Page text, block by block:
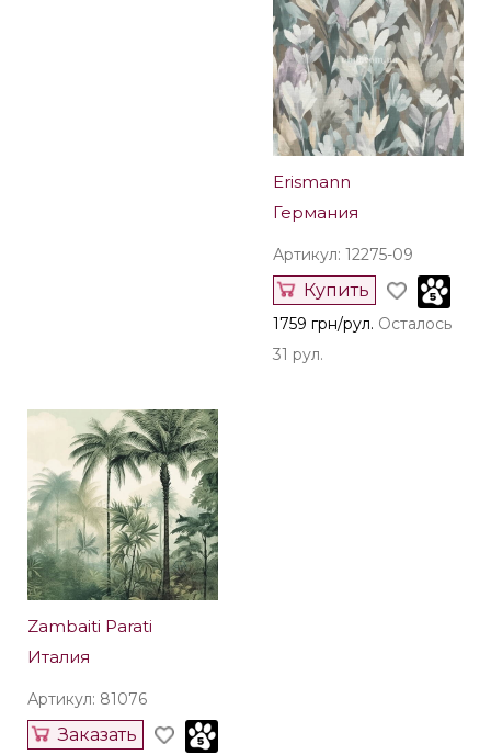
Erismann
Германия
Артикул: 12275-09
Купить
1759 грн/рул. Осталось
31 рул.
Zambaiti Parati
Италия
Артикул: 81076
Заказать